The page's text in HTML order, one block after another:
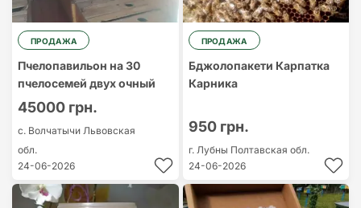
ПРОДАЖА
Пчелопавильон на 30
пчелосемей двух очный
45000 грн.
с. Волчатычи Львовская
обл.
24-06-2026
ПРОДАЖА
Бджолопакети Карпатка
Карника
950 грн.
г. Лубны Полтавская обл.
24-06-2026